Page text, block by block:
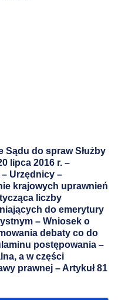
Portlet
Sądu do spraw Służby
lipca 2016 r. –
Urzędnicy –
krajowych uprawnień
liczby
do emerytury
– Wniosek o
debaty co do
postępowania –
a w części
prawnej – Artykuł 81